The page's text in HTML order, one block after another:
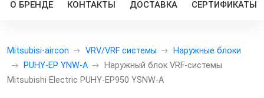
О БРЕНДЕ КОНТАКТЫ ДОСТАВКА СЕРТИФИКАТЫ
Mitsubisi-aircon VRV/VRF системы
Наружные блоки
PUHY-EP YNW-A
Наружный блок VRF-системы
Mitsubishi Electric PUHY-EP950 YSNW-A